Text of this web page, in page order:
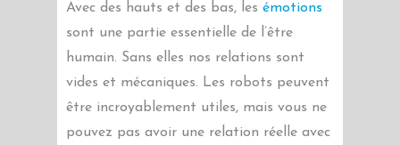
Avec des hauts et des bas, les émotions
sont une partie essentielle de l’être
humain. Sans elles nos relations sont
vides et mécaniques. Les robots peuvent
être incroyablement utiles, mais vous ne
pouvez pas avoir une relation réelle avec